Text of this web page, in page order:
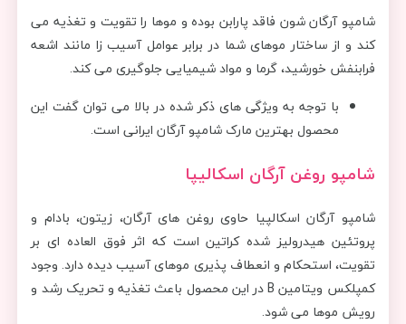
شامپو آرگان شون فاقد پارابن بوده و موها را تقویت و تغذیه می
کند و از ساختار موهای شما در برابر عوامل آسیب زا مانند اشعه
فرابنفش خورشید، گرما و مواد شیمیایی جلوگیری می کند.
با توجه به ویژگی های ذکر شده در بالا می توان گفت این
محصول بهترین مارک شامپو آرگان ایرانی است.
شامپو روغن آرگان اسکالیپا
شامپو آرگان اسکالپیا حاوی روغن های آرگان، زیتون، بادام و
پروتئین هیدرولیز شده کراتین است که اثر فوق العاده ای بر
تقویت، استحکام و انعطاف پذیری موهای آسیب دیده دارد. وجود
کمپلکس ویتامین B در این محصول باعث تغذیه و تحریک رشد و
رویش موها می شود.